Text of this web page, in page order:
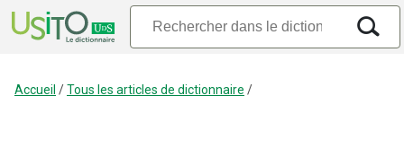
Accueil /Tous les articles de dictionnaire /